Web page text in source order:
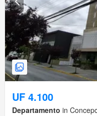
UF 4.100
Departamento in